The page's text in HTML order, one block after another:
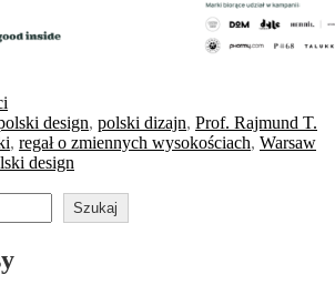
design, polski dizajn, Prof. Rajmund T.
, regał o zmiennych wysokościach, Warsaw
design
Szukaj